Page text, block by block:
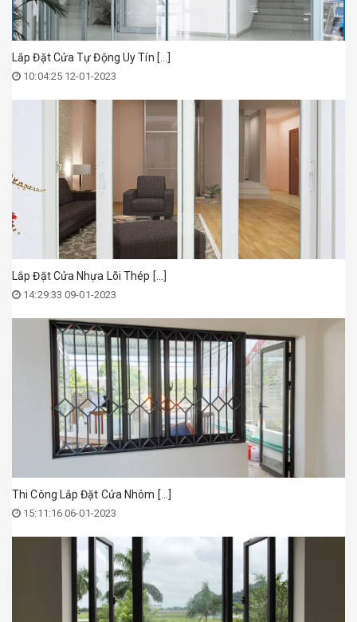
Lắp Đặt Cửa Tự Động Uy Tín [...]
10:04:25 12-01-2023
Lắp Đặt Cửa Nhựa Lõi Thép [...]
14:29:33 09-01-2023
Thi Công Lắp Đặt Cửa Nhôm [...]
15:11:16 06-01-2023